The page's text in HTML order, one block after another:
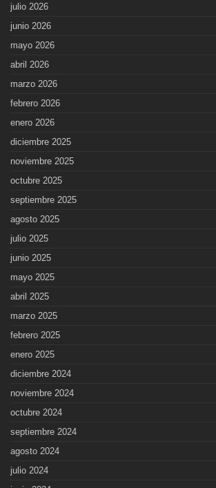
julio 2026
junio 2026
mayo 2026
abril 2026
marzo 2026
febrero 2026
enero 2026
diciembre 2025
noviembre 2025
octubre 2025
septiembre 2025
agosto 2025
julio 2025
junio 2025
mayo 2025
abril 2025
marzo 2025
febrero 2025
enero 2025
diciembre 2024
noviembre 2024
octubre 2024
septiembre 2024
agosto 2024
julio 2024